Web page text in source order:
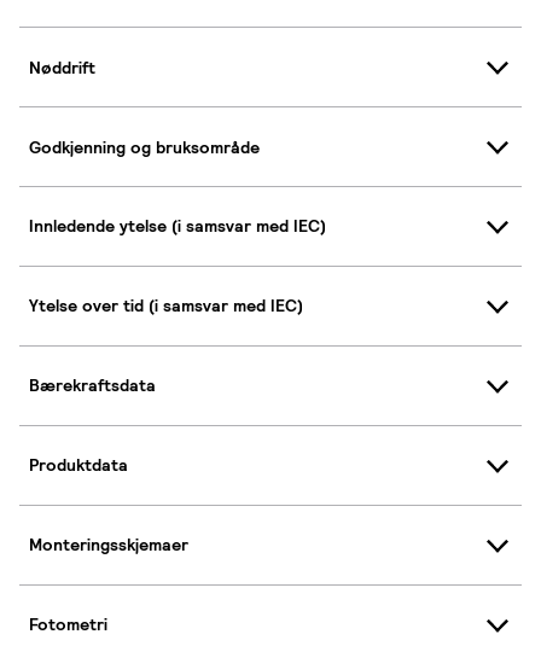
Nøddrift
Godkjenning og bruksområde
Innledende ytelse (i samsvar med IEC)
Ytelse over tid (i samsvar med IEC)
Bærekraftsdata
Produktdata
Monteringsskjemaer
Fotometri